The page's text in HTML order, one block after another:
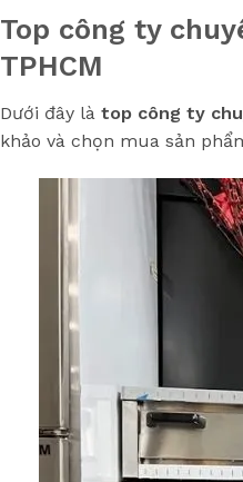
Top công ty
TPHCM
Dưới đây là top công ty
khảo và chọn mua sản